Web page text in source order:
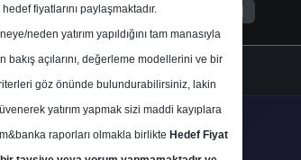
1
02 Nisan 2026
Hedef Fiyat
fiyatlarını paylaşmaktadır.
neden yatırım yapıldığını tam manasıyla
açılarını, değerleme modellerini ve bir
göz önünde bulundurabilirsiniz, lakin
yatırım yapmak sizi maddi kayıplara
raporları olmakla birlikte Hedef Fiyat